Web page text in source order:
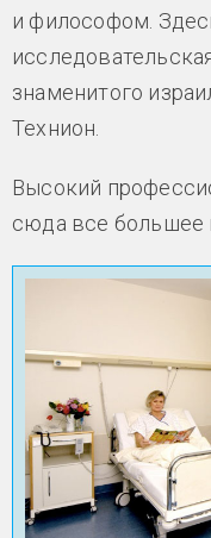
и философом.
знаменитого
Технион.
Высокий
сюда все большее